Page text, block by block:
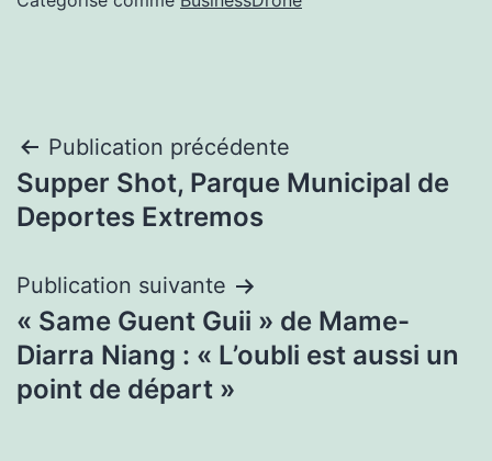
Navigation
de
Publication précédente
Supper Shot, Parque Municipal de
Deportes Extremos
Publication suivante
« Same Guent Guii » de Mame-
Diarra Niang : « L’oubli est aussi un
point de départ »